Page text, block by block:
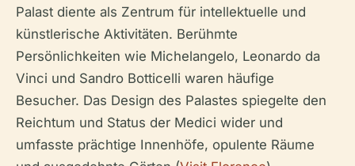
Palast diente als Zentrum für intellektuelle und
künstlerische Aktivitäten. Berühmte
Persönlichkeiten wie Michelangelo, Leonardo da
Vinci und Sandro Botticelli waren häufige
Besucher. Das Design des Palastes spiegelte den
Reichtum und Status der Medici wider und
umfasste prächtige Innenhöfe, opulente Räume